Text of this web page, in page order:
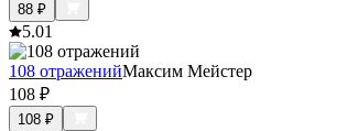
88 ₽
5.01
108 отраженийМаксим Мейстер
108 ₽
108 ₽